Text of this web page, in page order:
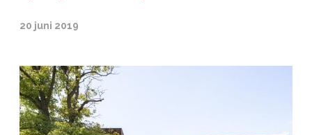
20 juni 2019